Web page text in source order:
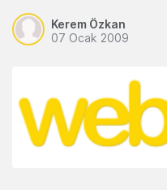
Kerem Özkan
07 Ocak 2009